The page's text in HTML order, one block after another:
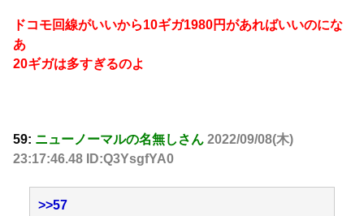
ドコモ回線がいいから10ギガ1980円があればいいのにな
あ
20ギガは多すぎるのよ
59: ニューノーマルの名無しさん 2022/09/08(木)
23:17:46.48 ID:Q3YsgfYA0
>>57